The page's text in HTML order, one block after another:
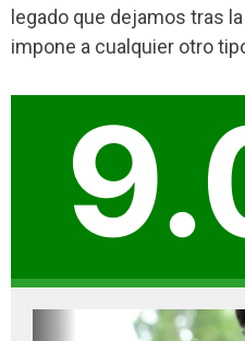
legado que dejamos tras
impone a cualquier otro